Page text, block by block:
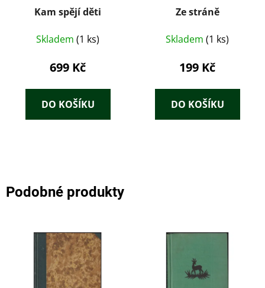
Kam spějí děti
Skladem (1 ks)
699 Kč
DO KOŠÍKU
Ze stráně
Skladem (1 ks)
199 Kč
DO KOŠÍKU
Podobné produkty